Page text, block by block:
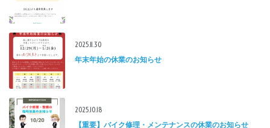
2025.11.30
年末年始の休業のお知らせ
2025.10.18
【重要】バイク修理・メンテナンスの休業のお知らせ